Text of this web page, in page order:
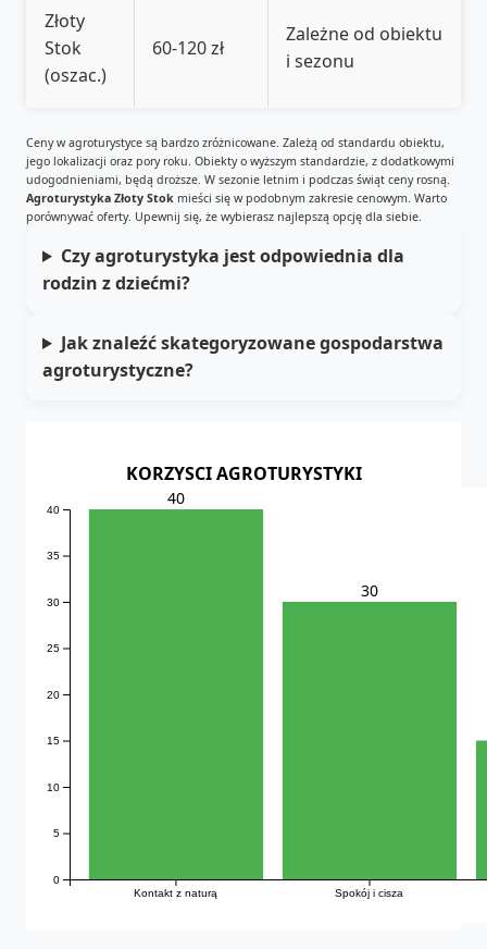
Złoty
Stok
(oszac.)
60-120 zł
Zależne od obiektu
i sezonu
Ceny w agroturystyce są bardzo zróżnicowane. Zależą od standardu obiektu,
jego lokalizacji oraz pory roku. Obiekty o wyższym standardzie, z dodatkowymi
udogodnieniami, będą droższe. W sezonie letnim i podczas świąt ceny rosną.
Agroturystyka Złoty Stok mieści się w podobnym zakresie cenowym. Warto
porównywać oferty. Upewnij się, że wybierasz najlepszą opcję dla siebie.
Czy agroturystyka jest odpowiednia dla
rodzin z dziećmi?
Jak znaleźć skategoryzowane gospodarstwa
agroturystyczne?
KORZYSCI AGROTURYSTYKI
Kontakt z naturą Spokój i cisza
0
5
10
15
20
25
30
35
40
40
30